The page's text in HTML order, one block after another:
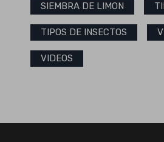
SIEMBRA DE LIMON
TIPOS DE INSECTOS
VIDEOS